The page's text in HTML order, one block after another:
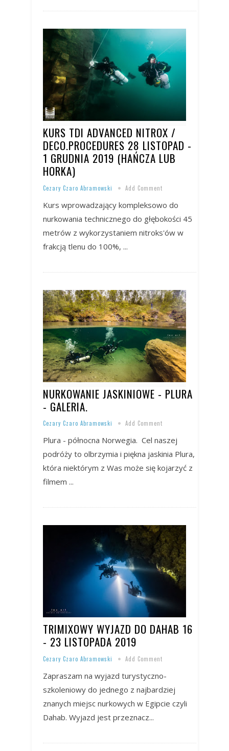
KURS TDI ADVANCED NITROX /
DECO.PROCEDURES 28 LISTOPAD -
1 GRUDNIA 2019 (HAŃCZA LUB
HORKA)
Cezary Czaro Abramowski Add Comment
Kurs wprowadzający kompleksowo do
nurkowania technicznego do głębokości 45
metrów z wykorzystaniem nitroks'ów w
frakcją tlenu do 100%, ...
NURKOWANIE JASKINIOWE - PLURA
- GALERIA.
Cezary Czaro Abramowski Add Comment
Plura - północna Norwegia. Cel naszej
podróży to olbrzymia i piękna jaskinia Plura,
która niektórym z Was może się kojarzyć z
filmem ...
TRIMIXOWY WYJAZD DO DAHAB 16
- 23 LISTOPADA 2019
Cezary Czaro Abramowski Add Comment
Zapraszam na wyjazd turystyczno-
szkoleniowy do jednego z najbardziej
znanych miejsc nurkowych w Egipcie czyli
Dahab. Wyjazd jest przeznacz...